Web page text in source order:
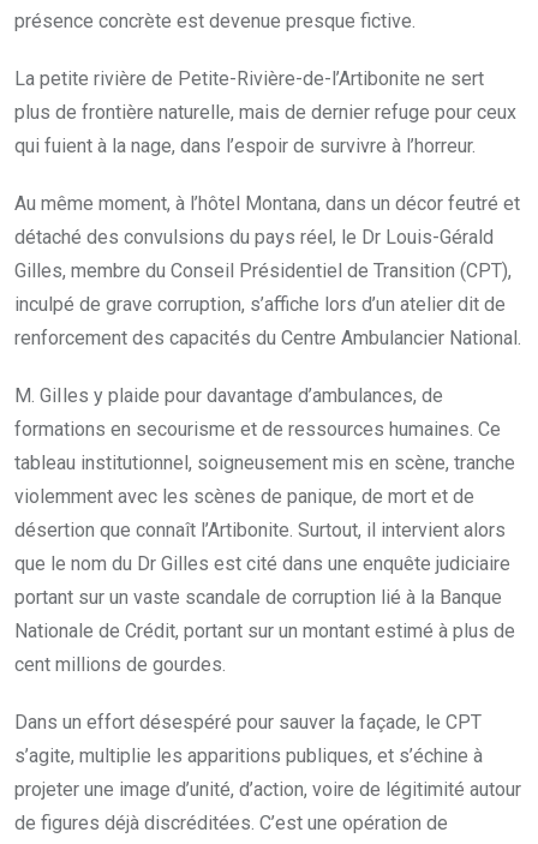
présence concrète est devenue presque fictive.
La petite rivière de Petite-Rivière-de-l’Artibonite ne sert
plus de frontière naturelle, mais de dernier refuge pour ceux
qui fuient à la nage, dans l’espoir de survivre à l’horreur.
Au même moment, à l’hôtel Montana, dans un décor feutré et
détaché des convulsions du pays réel, le Dr Louis-Gérald
Gilles, membre du Conseil Présidentiel de Transition (CPT),
inculpé de grave corruption, s’affiche lors d’un atelier dit de
renforcement des capacités du Centre Ambulancier National.
M. GiIles y plaide pour davantage d’ambulances, de
formations en secourisme et de ressources humaines. Ce
tableau institutionnel, soigneusement mis en scène, tranche
violemment avec les scènes de panique, de mort et de
désertion que connaît l’Artibonite. Surtout, il intervient alors
que le nom du Dr Gilles est cité dans une enquête judiciaire
portant sur un vaste scandale de corruption lié à la Banque
Nationale de Crédit, portant sur un montant estimé à plus de
cent millions de gourdes.
Dans un effort désespéré pour sauver la façade, le CPT
s’agite, multiplie les apparitions publiques, et s’échine à
projeter une image d’unité, d’action, voire de légitimité autour
de figures déjà discréditées. C’est une opération de